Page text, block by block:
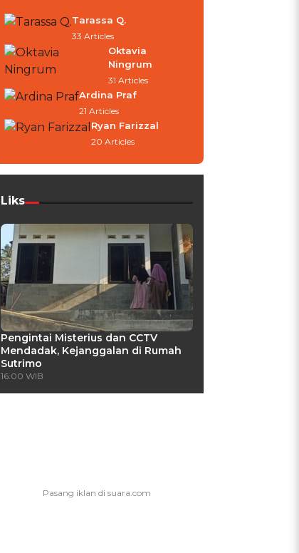
Tarassa Q.
33 Articles
Oktavia
Ningrum
31 Articles
Ardina Praf
21 Articles
Ryan Farizzal
20 Articles
Liks
Pengintai Misterius dan CCTV
Mendadak, Kejanggalan di Rumah
Sutrimo
16:00 WIB